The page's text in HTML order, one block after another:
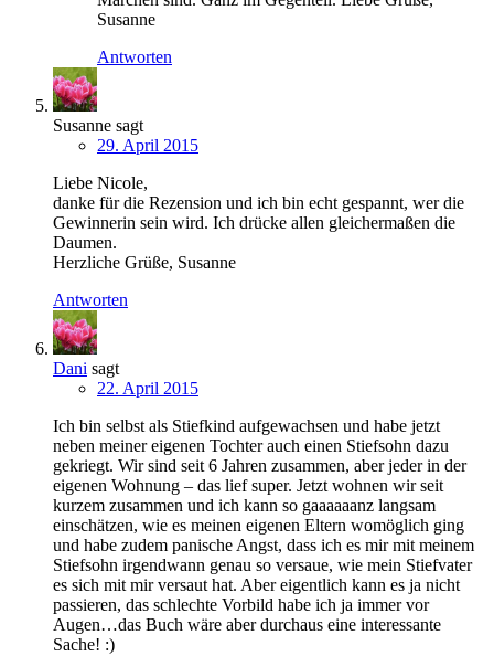
Susanne
Antworten
Susanne sagt
29. April 2015
Liebe Nicole,
danke für die Rezension und ich bin echt gespannt, wer die
Gewinnerin sein wird. Ich drücke allen gleichermaßen die
Daumen.
Herzliche Grüße, Susanne
Antworten
Dani sagt
22. April 2015
Ich bin selbst als Stiefkind aufgewachsen und habe jetzt
neben meiner eigenen Tochter auch einen Stiefsohn dazu
gekriegt. Wir sind seit 6 Jahren zusammen, aber jeder in der
eigenen Wohnung – das lief super. Jetzt wohnen wir seit
kurzem zusammen und ich kann so gaaaaaanz langsam
einschätzen, wie es meinen eigenen Eltern womöglich ging
und habe zudem panische Angst, dass ich es mir mit meinem
Stiefsohn irgendwann genau so versaue, wie mein Stiefvater
es sich mit mir versaut hat. Aber eigentlich kann es ja nicht
passieren, das schlechte Vorbild habe ich ja immer vor
Augen…das Buch wäre aber durchaus eine interessante
Sache! :)